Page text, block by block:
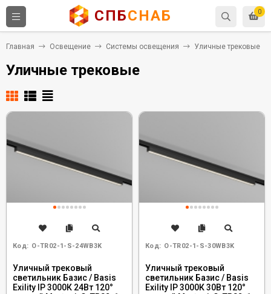
0
СПБСНАБ
Главная Освещение Системы освещения Уличные трековые
Уличные трековые
Код: O-TR02-1-S-24WB3K
Уличный трековый
светильник Базис / Basis
Exility IP 3000К 24Вт 120°
Код: O-TR02-1-S-30WB3K
Уличный трековый
светильник Базис / Basis
Exility IP 3000К 30Вт 120°